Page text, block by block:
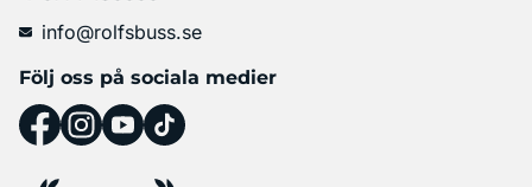
info@rolfsbuss.se
Följ oss på sociala medier